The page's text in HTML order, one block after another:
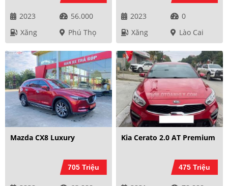
2023
56.000
Xăng
Phú Thọ
2023
0
Xăng
Lào Cai
Mazda CX8 Luxury
705 Triệu
Kia Cerato 2.0 AT Premium
475 Triệu